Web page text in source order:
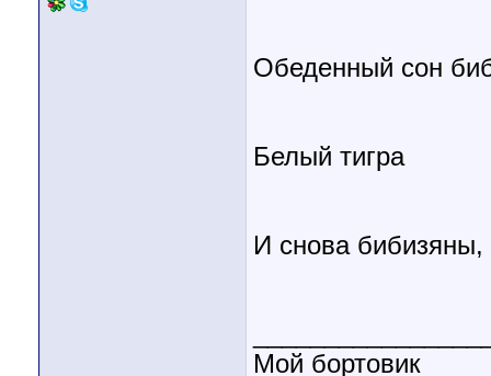
Обеденный сон
Белый тигра
И снова
Мой бортовик